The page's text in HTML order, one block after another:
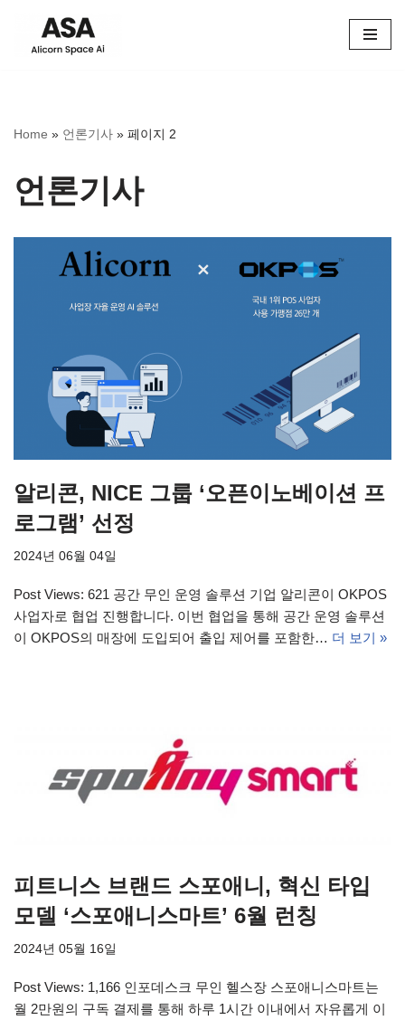
건
뛰
기
Home » 언론기사 » 페이지 2
언론기사
알리콘, NICE 그룹 ‘오픈이노베이션 프
로그램’ 선정
2024년 06월 04일
Post Views: 621 공간 무인 운영 솔루션 기업 알리콘이 OKPOS
사업자로 협업 진행합니다. 이번 협업을 통해 공간 운영 솔루션
이 OKPOS의 매장에 도입되어 출입 제어를 포함한… 더 보기 »
피트니스 브랜드 스포애니, 혁신 타입
모델 ‘스포애니스마트’ 6월 런칭
2024년 05월 16일
Post Views: 1,166 인포데스크 무인 헬스장 스포애니스마트는
월 2만원의 구독 결제를 통해 하루 1시간 이내에서 자유롭게 이